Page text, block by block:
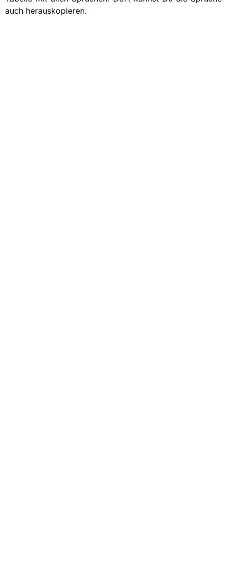
auch herauskopieren.